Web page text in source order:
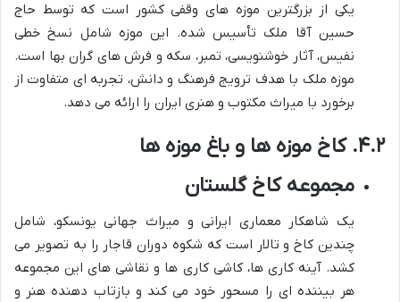
یکی از بزرگترین موزه های وقفی کشور است که توسط حاج
حسین آقا ملک تأسیس شده. این موزه شامل نسخ خطی
نفیس، آثار خوشنویسی، تمبر، سکه و فرش های گران بها است.
موزه ملک با هدف ترویج فرهنگ و دانش، تجربه ای متفاوت از
برخورد با میراث مکتوب و هنری ایران را ارائه می دهد.
۴.۲. کاخ موزه ها و باغ موزه ها
مجموعه کاخ گلستان
یک شاهکار معماری ایرانی و میراث جهانی یونسکو، شامل
چندین کاخ و تالار است که شکوه دوران قاجار را به تصویر می
کشد. آینه کاری ها، کاشی کاری ها و نقاشی های این مجموعه
هر بیننده ای را مسحور خود می کند و بازتاب دهنده هنر و